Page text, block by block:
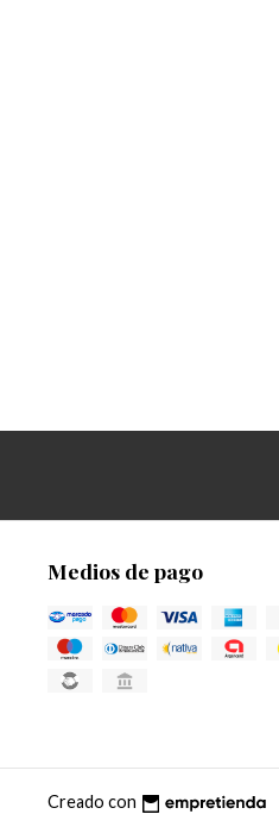
Medios de pago
Creado con